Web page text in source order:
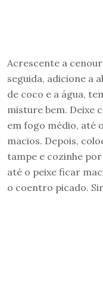
Acrescente a
seguida, adicione a
de coco e a água,
misture bem. Deixe
em fogo médio, até
macios. Depois,
tampe e cozinhe
até o peixe ficar
o coentro picado.